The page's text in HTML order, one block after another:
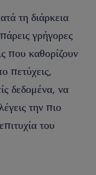
τη διάρκεια
γρήγορες
που καθορίζουν
πετύχεις,
δεδομένα, να
την πιο
του